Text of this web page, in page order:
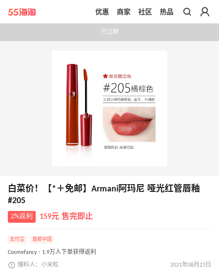
带你去官网买正品
优惠 商家 社区 热品
已过期
白菜价！【*＋免邮】Armani阿玛尼 哑光红管唇釉
#205
2%返利 159元 售完即止
支付宝 直邮中国
Cosmefancy · 1.9万人下单获得返利
爆料人：小米粒 2021年08月23日